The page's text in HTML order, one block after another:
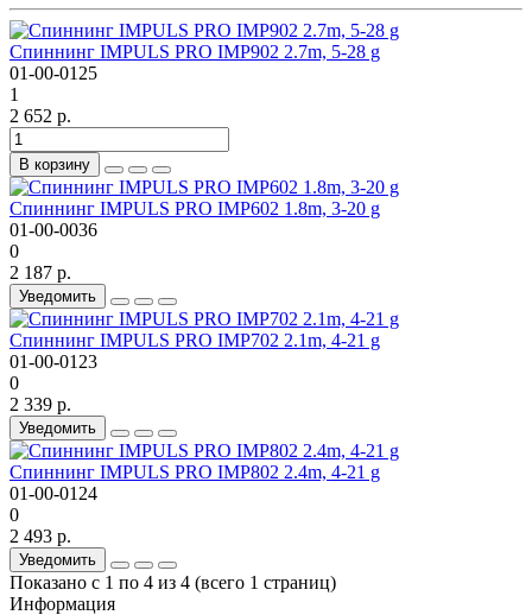
Спиннинг IMPULS PRO IMP902 2.7m, 5-28 g
01-00-0125
1
2 652 р.
В корзину
Спиннинг IMPULS PRO IMP602 1.8m, 3-20 g
01-00-0036
0
2 187 р.
Уведомить
Спиннинг IMPULS PRO IMP702 2.1m, 4-21 g
01-00-0123
0
2 339 р.
Уведомить
Спиннинг IMPULS PRO IMP802 2.4m, 4-21 g
01-00-0124
0
2 493 р.
Уведомить
Показано с 1 по 4 из 4 (всего 1 страниц)
Информация